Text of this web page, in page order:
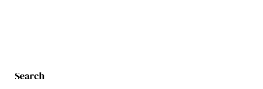
Search